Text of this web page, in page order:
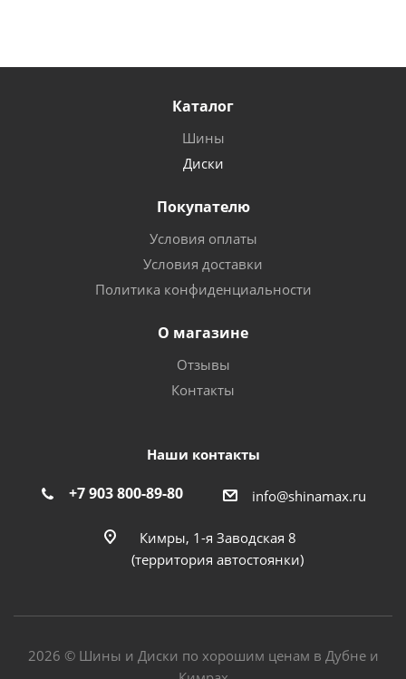
Каталог
Шины
Диски
Покупателю
Условия оплаты
Условия доставки
Политика конфиденциальности
О магазине
Отзывы
Контакты
Наши контакты
+7 903 800-89-80 info@shinamax.ru
Кимры, 1-я Заводская 8
(территория автостоянки)
2026 © Шины и Диски по хорошим ценам в Дубне и